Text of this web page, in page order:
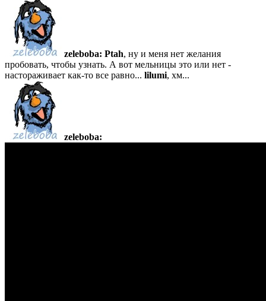
zeleboba: Ptah, ну и меня нет желания
пробовать, чтобы узнать. А вот мельницы это или нет -
настораживает как-то все равно... lilumi, хм...
zeleboba: